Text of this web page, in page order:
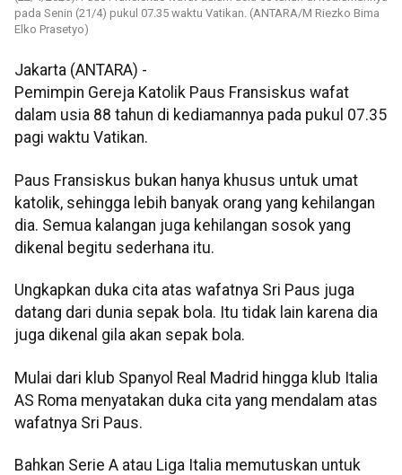
pada Senin (21/4) pukul 07.35 waktu Vatikan. (ANTARA/M Riezko Bima
Elko Prasetyo)
Jakarta (ANTARA) -
Pemimpin Gereja Katolik Paus Fransiskus wafat
dalam usia 88 tahun di kediamannya pada pukul 07.35
pagi waktu Vatikan.
Paus Fransiskus bukan hanya khusus untuk umat
katolik, sehingga lebih banyak orang yang kehilangan
dia. Semua kalangan juga kehilangan sosok yang
dikenal begitu sederhana itu.
Ungkapkan duka cita atas wafatnya Sri Paus juga
datang dari dunia sepak bola. Itu tidak lain karena dia
juga dikenal gila akan sepak bola.
Mulai dari klub Spanyol Real Madrid hingga klub Italia
AS Roma menyatakan duka cita yang mendalam atas
wafatnya Sri Paus.
Bahkan Serie A atau Liga Italia memutuskan untuk